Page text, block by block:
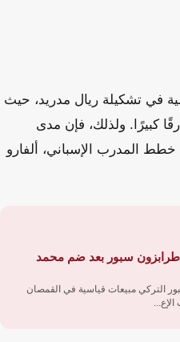
في تشكيلة ريال مدريد، حيث
كبيرًا. ولذلك، فإن مدى
المدرب الإسباني، ألفارو
طرابزون سبور بعد ضم محمد
التركي مبيعات قياسية في القمصان